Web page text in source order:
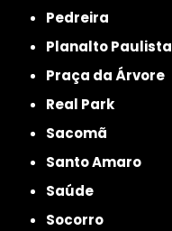
Pedreira
Planalto Paulista
Praça da Árvore
Real Park
Sacomã
Santo Amaro
Saúde
Socorro